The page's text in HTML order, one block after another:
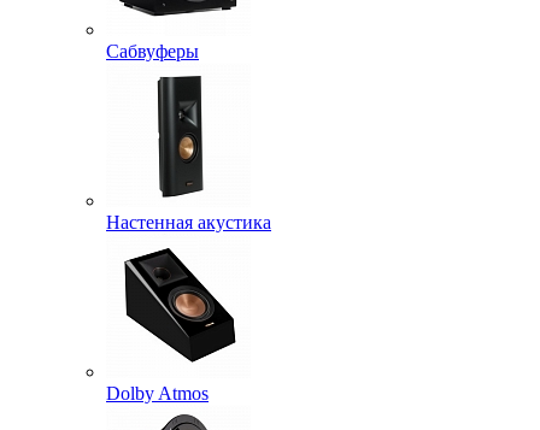
Сабвуферы
Настенная акустика
Dolby Atmos